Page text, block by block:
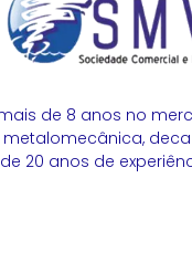
de 8 anos no
20 anos de